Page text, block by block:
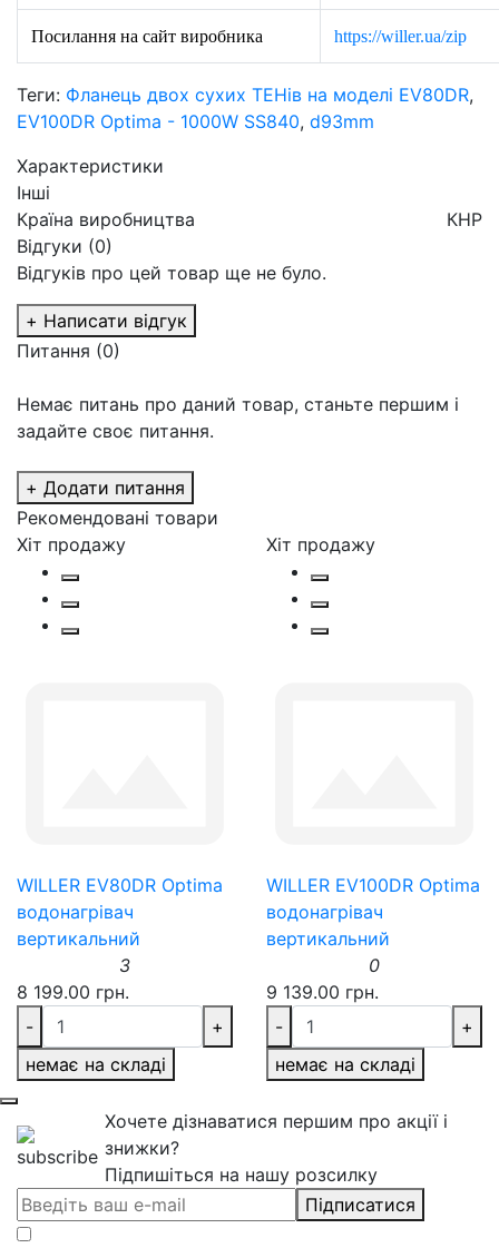
Посилання на сайт виробника https://willer.ua/zip
Теги: Фланець двох сухих ТЕНів на моделі EV80DR,
EV100DR Optima - 1000W SS840, d93mm
Характеристики
Інші
Країна виробництва
КНР
Відгуки (0)
Відгуків про цей товар ще не було.
+ Написати відгук
Питання (0)
Немає питань про даний товар, станьте першим і
задайте своє питання.
+ Додати питання
Рекомендовані товари
Хіт продажу
WILLER EV80DR Optima
водонагрівач
вертикальний
3
8 199.00 грн.
-
+
немає на складі
Хіт продажу
WILLER EV100DR Optima
водонагрівач
вертикальний
0
9 139.00 грн.
-
+
немає на складі
Хочете дізнаватися першим про акції і
знижки?
Підпишіться на нашу розсилку
Підписатися